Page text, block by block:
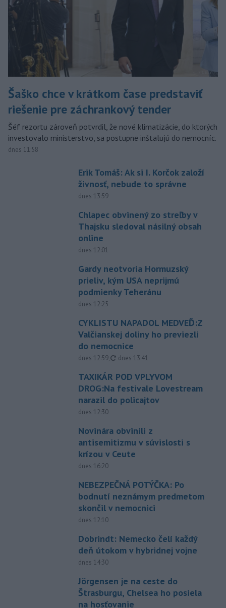
Šaško chce v krátkom čase predstaviť
riešenie pre záchrankový tender
Šéf rezortu zároveň potvrdil, že nové klimatizácie, do ktorých
investovalo ministerstvo, sa postupne inštalujú do nemocníc.
dnes 11:58
Erik Tomáš: Ak si I. Korčok založí
živnosť, nebude to správne
dnes 13:59
Chlapec obvinený zo streľby v
Thajsku sledoval násilný obsah
online
dnes 12:01
Gardy neotvoria Hormuzský
prieliv, kým USA neprijmú
podmienky Teheránu
dnes 12:25
CYKLISTU NAPADOL MEDVEĎ:Z
Valčianskej doliny ho previezli
do nemocnice
dnes 12:59, aktualizované
dnes 13:41
TAXIKÁR POD VPLYVOM
DROG:Na festivale Lovestream
narazil do policajtov
dnes 12:30
Novinára obvinili z
antisemitizmu v súvislosti s
krízou v Ceute
dnes 16:20
NEBEZPEČNÁ POTÝČKA: Po
bodnutí neznámym predmetom
skončil v nemocnici
dnes 12:10
Dobrindt: Nemecko čelí každý
deň útokom v hybridnej vojne
dnes 14:30
Jörgensen je na ceste do
Štrasburgu, Chelsea ho posiela
na hosťovanie